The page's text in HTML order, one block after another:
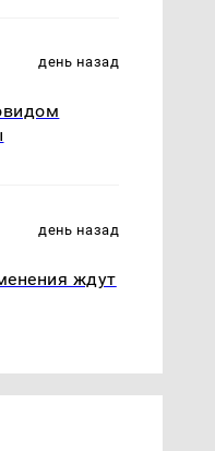
день назад
день назад
ждут